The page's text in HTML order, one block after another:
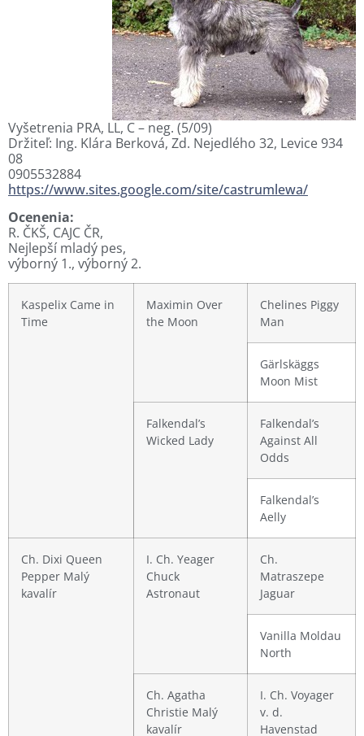
Vyšetrenia PRA, LL, C – neg. (5/09)
Držiteľ: Ing. Klára Berková, Zd. Nejedlého 32, Levice 934
08
0905532884
https://www.sites.google.com/site/castrumlewa/
Ocenenia:
R. ČKŠ, CAJC ČR,
Nejlepší mladý pes,
výborný 1., výborný 2.
Kaspelix Came in
Time
Maximin Over
the Moon
Chelines Piggy
Man
Gärlskäggs
Moon Mist
Falkendal’s
Wicked Lady
Falkendal’s
Against All
Odds
Falkendal’s
Aelly
Ch. Dixi Queen
Pepper Malý
kavalír
I. Ch. Yeager
Chuck
Astronaut
Ch.
Matraszepe
Jaguar
Vanilla Moldau
North
Ch. Agatha
Christie Malý
kavalír
I. Ch. Voyager
v. d.
Havenstad